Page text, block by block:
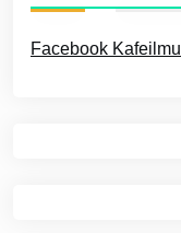
Facebook Kafeilmu